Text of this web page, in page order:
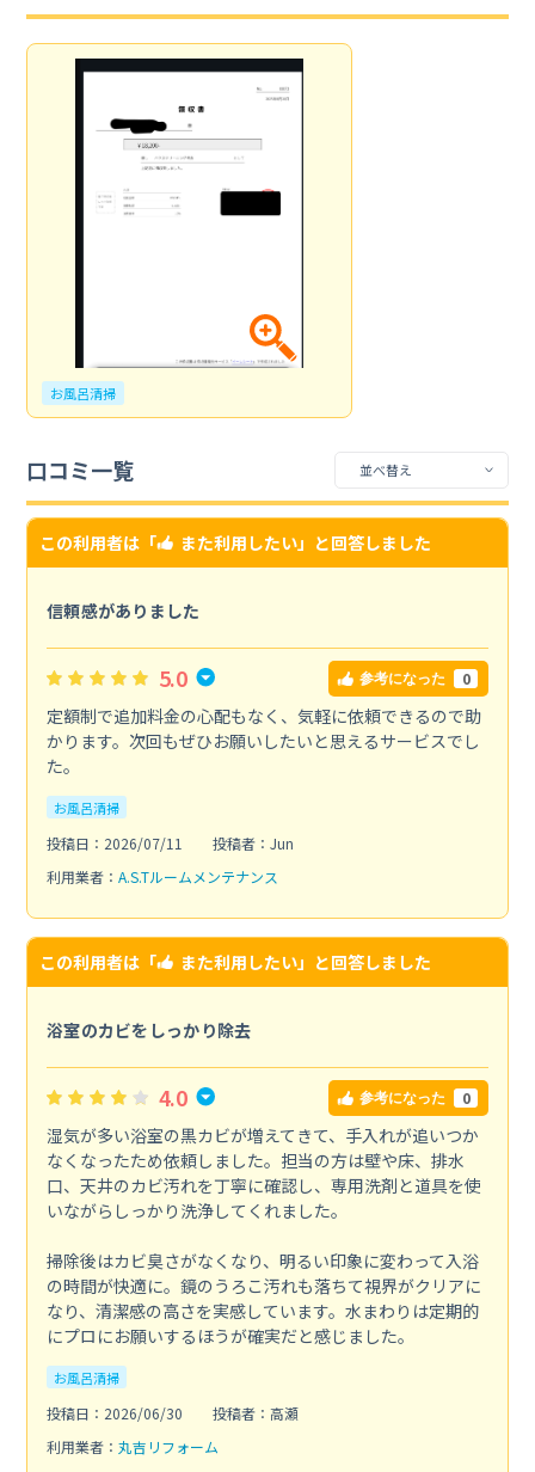
お風呂清掃
口コミ一覧
この利用者は「 また利用したい」と回答しました
信頼感がありました
5.0 参考になった 0
定額制で追加料金の心配もなく、気軽に依頼できるので助
かります。次回もぜひお願いしたいと思えるサービスでし
た。
お風呂清掃
投稿日：2026/07/11
投稿者：Jun
利用業者： A.S.Tルームメンテナンス
この利用者は「 また利用したい」と回答しました
浴室のカビをしっかり除去
4.0 参考になった 0
湿気が多い浴室の黒カビが増えてきて、手入れが追いつか
なくなったため依頼しました。担当の方は壁や床、排水
口、天井のカビ汚れを丁寧に確認し、専用洗剤と道具を使
いながらしっかり洗浄してくれました。
掃除後はカビ臭さがなくなり、明るい印象に変わって入浴
の時間が快適に。鏡のうろこ汚れも落ちて視界がクリアに
なり、清潔感の高さを実感しています。水まわりは定期的
にプロにお願いするほうが確実だと感じました。
お風呂清掃
投稿日：2026/06/30
投稿者：高瀬
利用業者： 丸吉リフォーム